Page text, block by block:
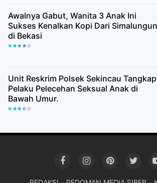
Awalnya Gabut, Wanita 3 Anak Ini
Sukses Kenalkan Kopi Dari Simalungun
di Bekasi
Unit Reskrim Polsek Sekincau Tangkap
Pelaku Pelecehan Seksual Anak di
Bawah Umur.